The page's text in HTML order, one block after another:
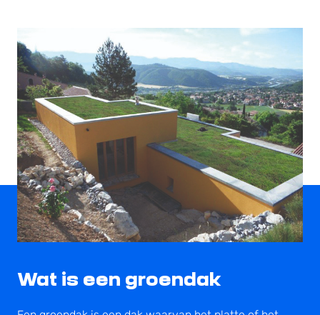
Wat is een groendak